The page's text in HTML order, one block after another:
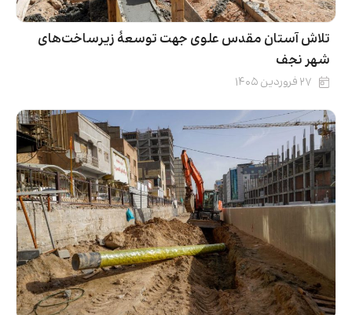
تلاش آستان مقدس علوی جهت توسعۀ زیرساخت‌های
شهر نجف
۲۷ فروردین ۱۴۰۵